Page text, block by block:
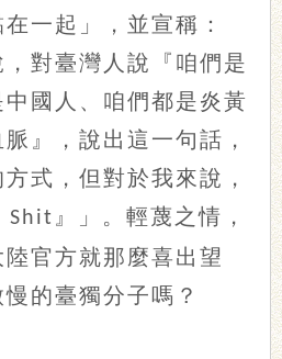
一起」，並宣稱：
，對臺灣人說『咱們是
國人、咱們都是炎黃
』，說出這一句話，
式，但對於我來說，
Shit 』」。輕蔑之情，
官方就那麼喜出望
的臺獨分子嗎？